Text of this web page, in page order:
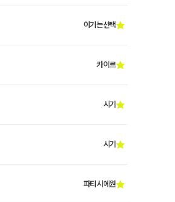
이기는선택
카이르
시기
시기
파티시에원